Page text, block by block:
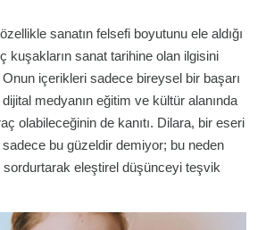
sanatın felsefi boyutunu ele aldığı
kuşakların sanat tarihine olan ilgisini
Onun içerikleri sadece bireysel bir başarı
medyanın eğitim ve kültür alanında
olabileceğinin de kanıtı. Dilara, bir eseri
bu güzeldir demiyor; bu neden
eleştirel düşünceyi teşvik